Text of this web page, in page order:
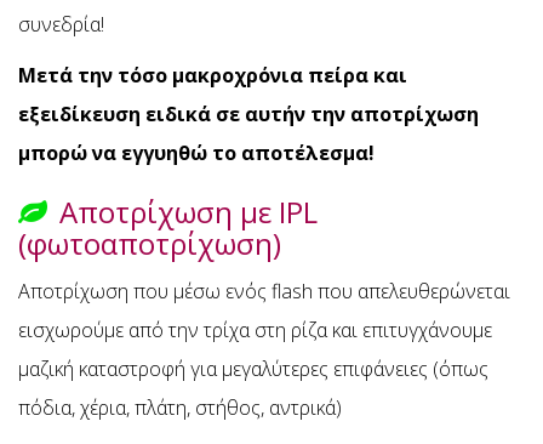
συνεδρία!
Μετά την τόσο μακροχρόνια πείρα και
εξειδίκευση ειδικά σε αυτήν την αποτρίχωση
μπορώ να εγγυηθώ το αποτέλεσμα!
Αποτρίχωση με IPL
(φωτοαποτρίχωση)
Αποτρίχωση που μέσω ενός flash που απελευθερώνεται
εισχωρούμε από την τρίχα στη ρίζα και επιτυγχάνουμε
μαζική καταστροφή για μεγαλύτερες επιφάνειες (όπως
πόδια, χέρια, πλάτη, στήθος, αντρικά)